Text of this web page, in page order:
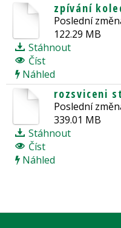
zpívání
Poslední
122.29 MB
Stáhnout
Číst
Náhled
rozsviceni
Poslední
339.01 MB
Stáhnout
Číst
Náhled